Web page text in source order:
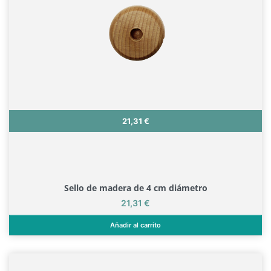
Precio
21,31 €
Sello de madera de 4 cm diámetro
Precio
21,31 €
Añadir al carrito